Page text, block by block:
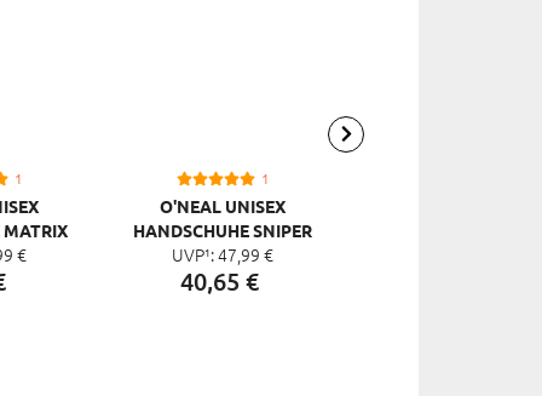
1
MATRIX
€
1
O'NEAL UNISEX
HANDSCHUHE SNIPER
ELITE
UVP¹:47, 99 €
40,65 €